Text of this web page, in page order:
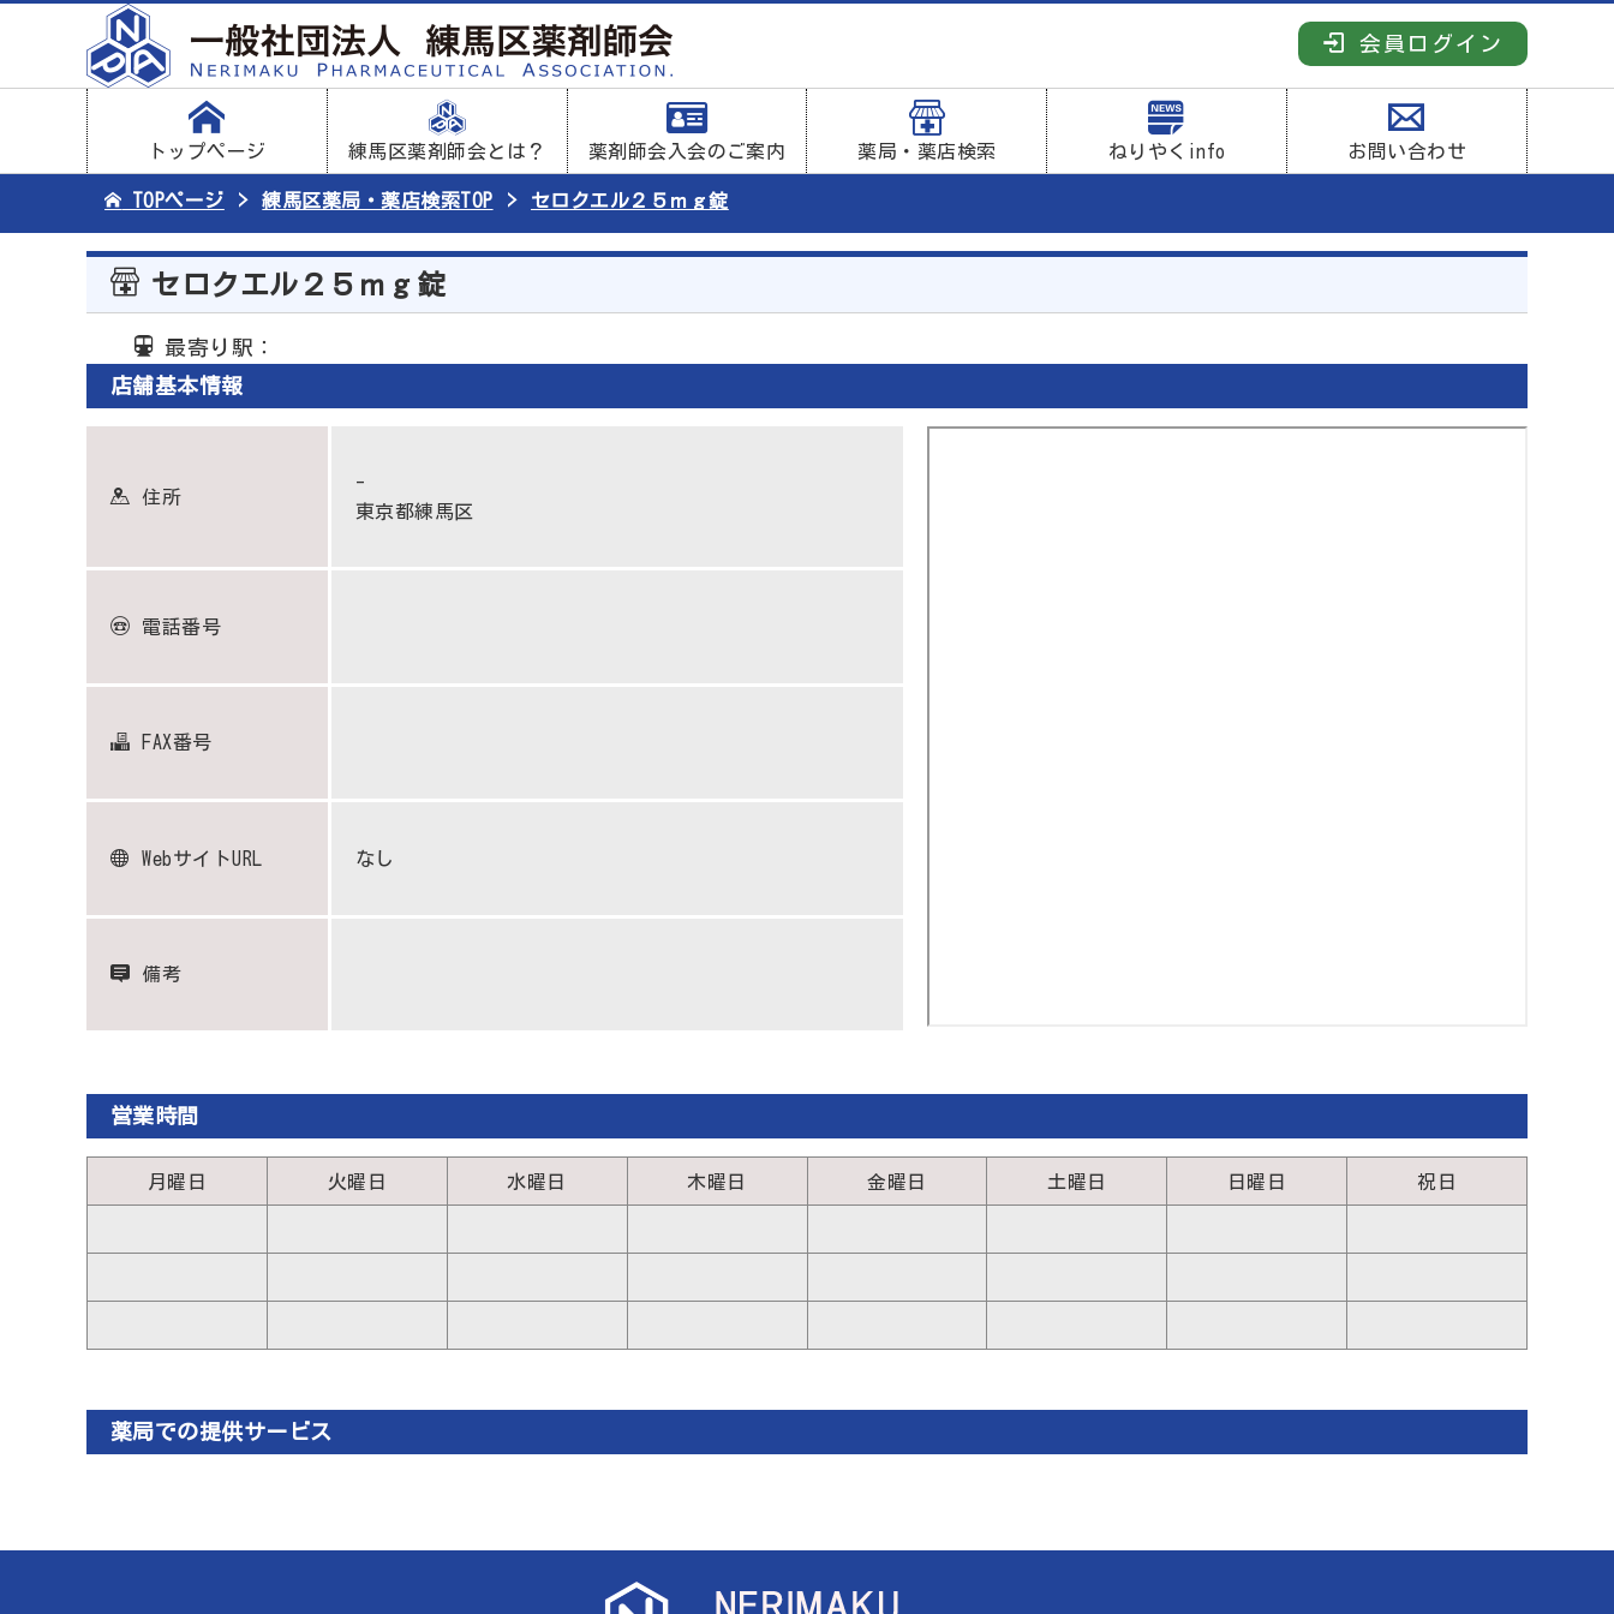
会員ログイン
トップページ 練馬区薬剤師会とは？ 薬剤師会入会のご案内 薬局・薬店検索 ねりやくinfo お問い合わせ
TOPページ 練馬区薬局・薬店検索TOP セロクエル２５ｍｇ錠
セロクエル２５ｍｇ錠
最寄り駅：
店舗基本情報
住所
-
東京都練馬区
電話番号
FAX番号
WebサイトURL なし
備考
営業時間
月曜日 火曜日 水曜日 木曜日 金曜日 土曜日 日曜日 祝日
薬局での提供サービス